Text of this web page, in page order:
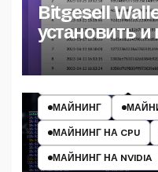
Bitgesell
установить и
кошельком
МАЙНИНГ
МАЙНИНГ НА CPU
МАЙНИНГ НА NVIDIA